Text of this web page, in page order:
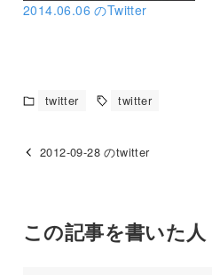
2014.06.06 のTwitter
twitter twitter
2012-09-28 のtwitter
この記事を書いた人